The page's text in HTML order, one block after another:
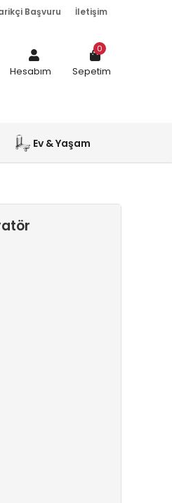
Başvuru İletişim
Hesabım Sepetim
0
Ev & Yaşam